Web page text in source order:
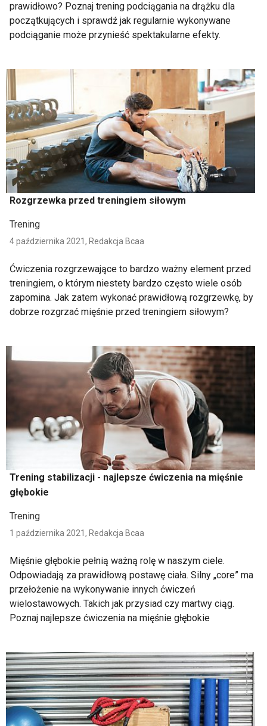
prawidłowo? Poznaj trening podciągania na drążku dla
początkujących i sprawdź jak regularnie wykonywane
podciąganie może przynieść spektakularne efekty.
Rozgrzewka przed treningiem siłowym
Trening
4 października 2021, Redakcja Bcaa
Ćwiczenia rozgrzewające to bardzo ważny element przed
treningiem, o którym niestety bardzo często wiele osób
zapomina. Jak zatem wykonać prawidłową rozgrzewkę, by
dobrze rozgrzać mięśnie przed treningiem siłowym?
Trening stabilizacji - najlepsze ćwiczenia na mięśnie
głębokie
Trening
1 października 2021, Redakcja Bcaa
Mięśnie głębokie pełnią ważną rolę w naszym ciele.
Odpowiadają za prawidłową postawę ciała. Silny „core” ma
przełożenie na wykonywanie innych ćwiczeń
wielostawowych. Takich jak przysiad czy martwy ciąg.
Poznaj najlepsze ćwiczenia na mięśnie głębokie